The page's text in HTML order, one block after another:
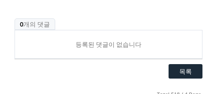
0개의 댓글
등록된 댓글이 없습니다
목록